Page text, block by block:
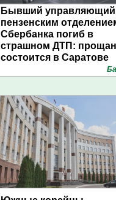
Бывший управляющий
пензенским
Сбербанка погиб в
страшном ДТП:
состоится в Саратове